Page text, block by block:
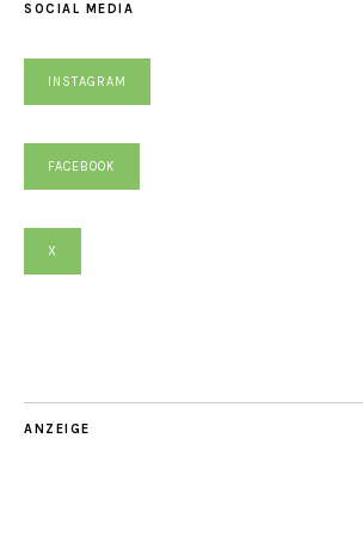
SOCIAL MEDIA
INSTAGRAM
FACEBOOK
X
ANZEIGE